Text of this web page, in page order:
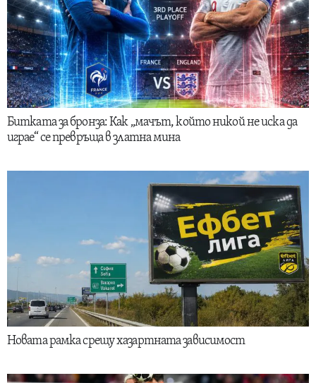
Битката за бронза: Как „мачът, който никой не иска да
играе“ се превръща в златна мина
Новата рамка срещу хазартната зависимост